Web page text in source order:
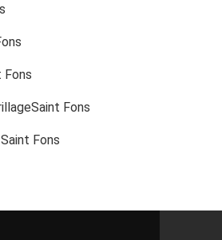
Fons
Fons
Fons